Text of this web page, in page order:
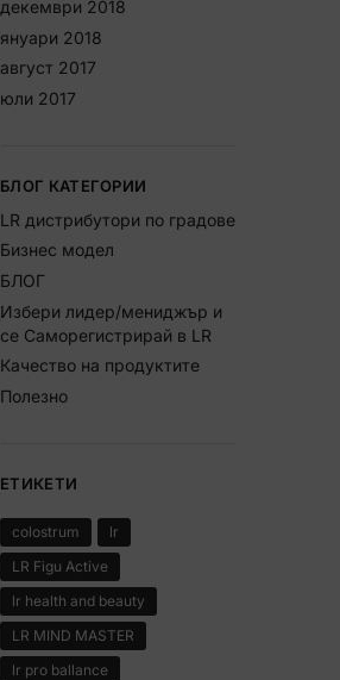
декември 2018
януари 2018
август 2017
юли 2017
БЛОГ КАТЕГОРИИ
LR дистрибутори по градове
Бизнес модел
БЛОГ
Избери лидер/мениджър и
се Саморегистрирай в LR
Качество на продуктите
Полезно
ЕТИКЕТИ
colostrum
lr
LR Figu Active
lr health and beauty
LR MIND MASTER
lr pro ballance